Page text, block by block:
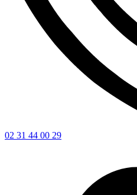
02 31 44 00 29